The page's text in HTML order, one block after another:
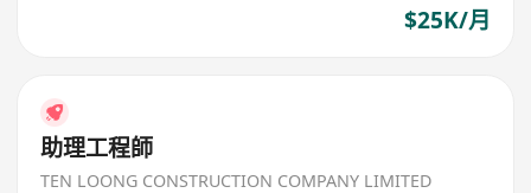
$25K/月
助理工程師
TEN LOONG CONSTRUCTION COMPANY LIMITED